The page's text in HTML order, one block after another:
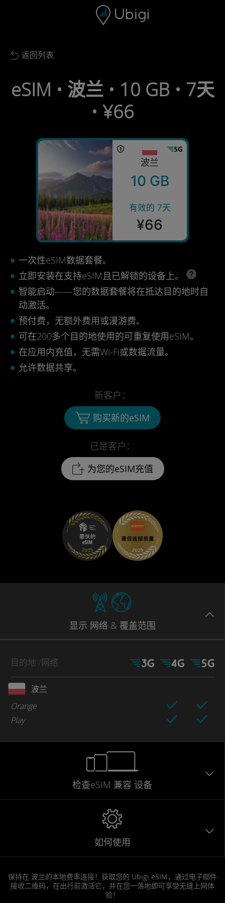
Back to list
返回列表
eSIM • 波兰 • 10 GB • 7天
• ¥66
波兰
10 GB
有效的 7天
¥66
一次性eSIM数据套餐。
立即安装在支持eSIM且已解锁的设备上。
智能启动——您的数据套餐将在抵达目的地时自
动激活。
预付费，无额外费用或漫游费。
可在200多个目的地使用的可重复使用eSIM。
在应用内充值，无需Wi-Fi或数据流量。
允许数据共享。
已是客户：
为您的eSIM充值
新客户：
购买新的eSIM
显示 网络 & 覆盖范围
目的地 /网络
波兰
Orange
Play
检查eSIM 兼容 设备
如何使用
保持在 波兰的本地费率连接！获取您的 Ubigi eSIM，通过电子邮件
接收二维码，在出行前激活它，并在您一落地即可享受无缝上网体
验！